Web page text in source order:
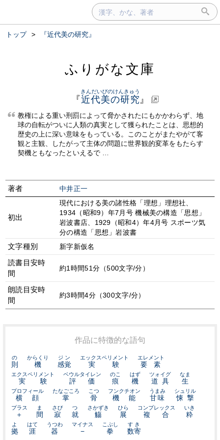
トップ > 『近代美の研究』
ふりがな文庫
『近代美の研究
きんだいびのけんきゅう
』
教権による重い刑罰によって脅かされたにもかかわらず、地
球の自転がついに人類の真実として獲られたことは、思想的
歴史の上に深い意味をもっている。このことがまたやがて客
観と主観、したがって主体の問題に世界観的変革をもたらす
契機ともなったといえるで …
著者 中井正一
初出
現代における美の諸性格「理想」理想社、
1934（昭和9）年7月号 機械美の構造「思想」
岩波書店、1929（昭和4）年4月号 スポーツ気
分の構造「思想」岩波書
文字種別 新字新仮名
読書目安時
間
約1時間51分（500文字/分）
朗読目安時
間
約3時間4分（300文字/分）
作品に特徴的な語句
則
の
機
からくり
感覚
ジン
実験
エックスペリメント
要素
エレメント
実験
エクスペリメント
評価
ベウルタイレン
痕
のこ
機
はず
道具
ツォイグ
生
なま
横顔
プロフィール
掌
たなごころ
骨
こつ
機能
フンクチオン
甘味
うまみ
悚撃
シュリル
＋
プラス
間
ま
寂
さび
就
つ
觴
さかずき
展
ひら
複合
コンプレックス
粋
いき
拠
よ
涯
はて
器
うつわ
−
マイナス
拳
こぶし
数寄
すき